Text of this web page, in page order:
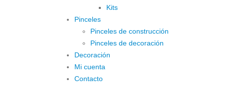
Kits
Pinceles
Pinceles de construcción
Pinceles de decoración
Decoración
Mi cuenta
Contacto